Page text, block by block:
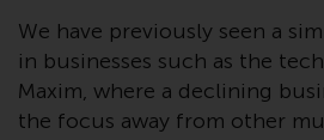
den jeweiligen von
verwalteten Fonds
Halbjahresberichte
We have previously seen a
in businesses such as the
Maxim, where a declining
the focus away from other